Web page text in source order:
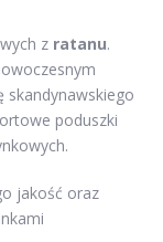
z ratanu.
skandynawskiego
poduszki
jakość oraz